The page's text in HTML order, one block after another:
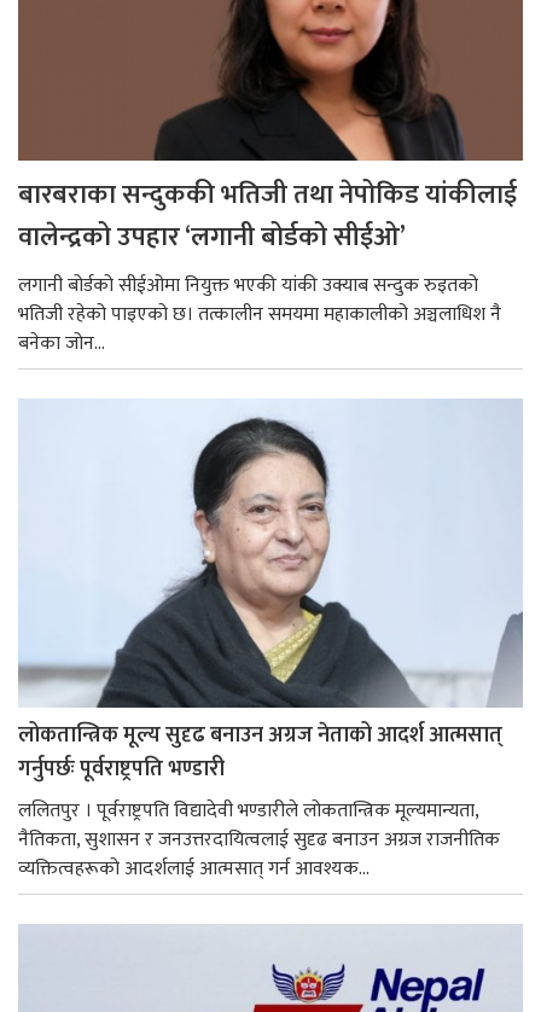
बारबराका सन्दुककी भतिजी तथा नेपोकिड यांकीलाई
वालेन्द्रको उपहार ‘लगानी बोर्डको सीईओ’
लगानी बोर्डको सीईओमा नियुक्त भएकी यांकी उक्याब सन्दुक रुइतको
भतिजी रहेको पाइएको छ। तत्कालीन समयमा महाकालीको अञ्चलाधिश नै
बनेका जोन...
लोकतान्त्रिक मूल्य सुदृढ बनाउन अग्रज नेताको आदर्श आत्मसात्
गर्नुपर्छः पूर्वराष्ट्रपति भण्डारी
ललितपुर । पूर्वराष्ट्रपति विद्यादेवी भण्डारीले लोकतान्त्रिक मूल्यमान्यता,
नैतिकता, सुशासन र जनउत्तरदायित्वलाई सुदृढ बनाउन अग्रज राजनीतिक
व्यक्तित्वहरूको आदर्शलाई आत्मसात् गर्न आवश्यक...